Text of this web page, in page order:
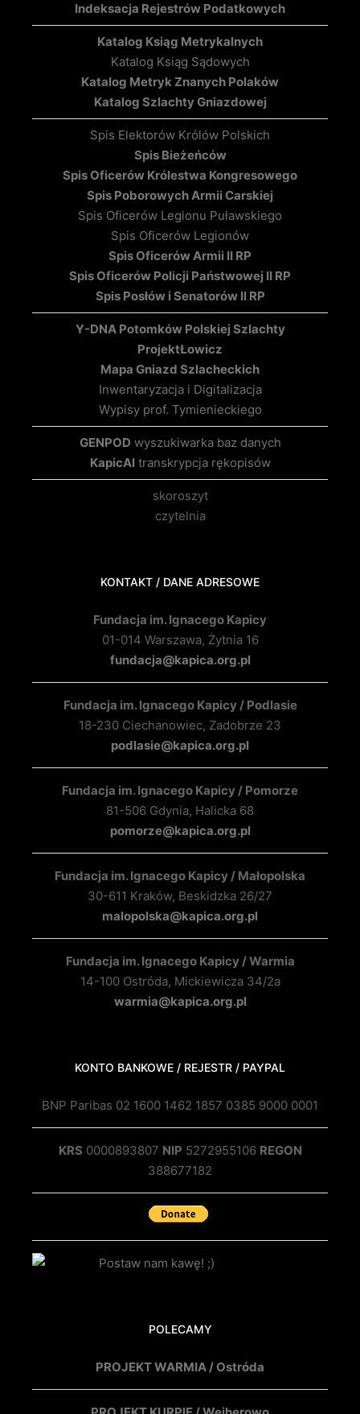
Indeksacja Rejestrów Podatkowych
Katalog Ksiąg Metrykalnych
Katalog Ksiąg Sądowych
Katalog Metryk Znanych Polaków
Katalog Szlachty Gniazdowej
Spis Elektorów Królów Polskich
Spis Bieżeńców
Spis Oficerów Królestwa Kongresowego
Spis Poborowych Armii Carskiej
Spis Oficerów Legionu Puławskiego
Spis Oficerów Legionów
Spis Oficerów Armii II RP
Spis Oficerów Policji Państwowej II RP
Spis Posłów i Senatorów II RP
Y-DNA Potomków Polskiej Szlachty
ProjektŁowicz
Mapa Gniazd Szlacheckich
Inwentaryzacja i Digitalizacja
Wypisy prof. Tymienieckiego
GENPOD wyszukiwarka baz danych
KapicAItranskrypcja rękopisów
skoroszyt
czytelnia
KONTAKT / DANE ADRESOWE
Fundacja im. Ignacego Kapicy
01-014 Warszawa, Żytnia 16
fundacja@kapica.org.pl
Fundacja im. Ignacego Kapicy / Podlasie
18-230 Ciechanowiec, Zadobrze 23
podlasie@kapica.org.pl
Fundacja im. Ignacego Kapicy / Pomorze
81-506 Gdynia, Halicka 68
pomorze@kapica.org.pl
Fundacja im. Ignacego Kapicy / Małopolska
30-611 Kraków, Beskidzka 26/27
malopolska@kapica.org.pl
Fundacja im. Ignacego Kapicy / Warmia
14-100 Ostróda, Mickiewicza 34/2a
warmia@kapica.org.pl
KONTO BANKOWE / REJESTR / PAYPAL
BNP Paribas 02 1600 1462 1857 0385 9000 0001
KRS 0000893807 NIP 5272955106 REGON
388677182
POLECAMY
PROJEKT WARMIA / Ostróda